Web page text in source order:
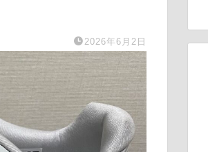
2026年6月2日